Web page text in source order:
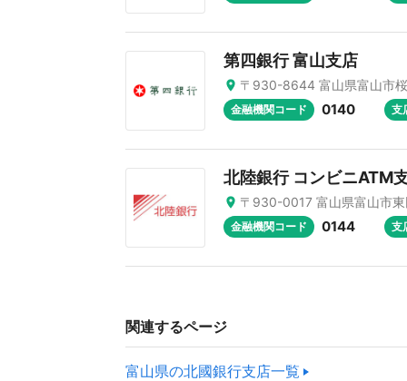
第四銀行 富山支店
〒930-8644 富山県富山市
金融機関コード 0140 支
北陸銀行 コンビニATM
〒930-0017 富山県富山市
金融機関コード 0144 支
関連するページ
富山県の北國銀行支店一覧